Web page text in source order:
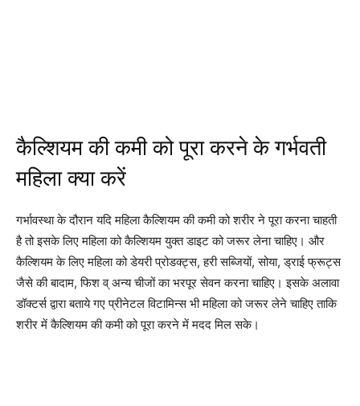
कैल्शियम की कमी को पूरा करने के गर्भवती
महिला क्या करें
गर्भावस्था के दौरान यदि महिला कैल्शियम की कमी को शरीर ने पूरा करना चाहती
है तो इसके लिए महिला को कैल्शियम युक्त डाइट को जरूर लेना चाहिए। और
कैल्शियम के लिए महिला को डेयरी प्रोडक्ट्स, हरी सब्जियों, सोया, ड्राई फ्रूट्स
जैसे की बादाम, फिश व् अन्य चीजों का भरपूर सेवन करना चाहिए। इसके अलावा
डॉक्टर्स द्वारा बताये गए प्रीनेटल विटामिन्स भी महिला को जरूर लेने चाहिए ताकि
शरीर में कैल्शियम की कमी को पूरा करने में मदद मिल सके।